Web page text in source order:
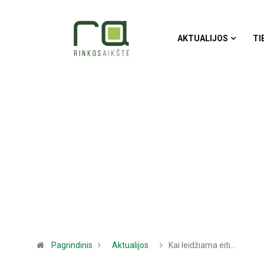
AKTUALIJOS
Pagrindinis Aktualijos Kai leidžiama eiti…